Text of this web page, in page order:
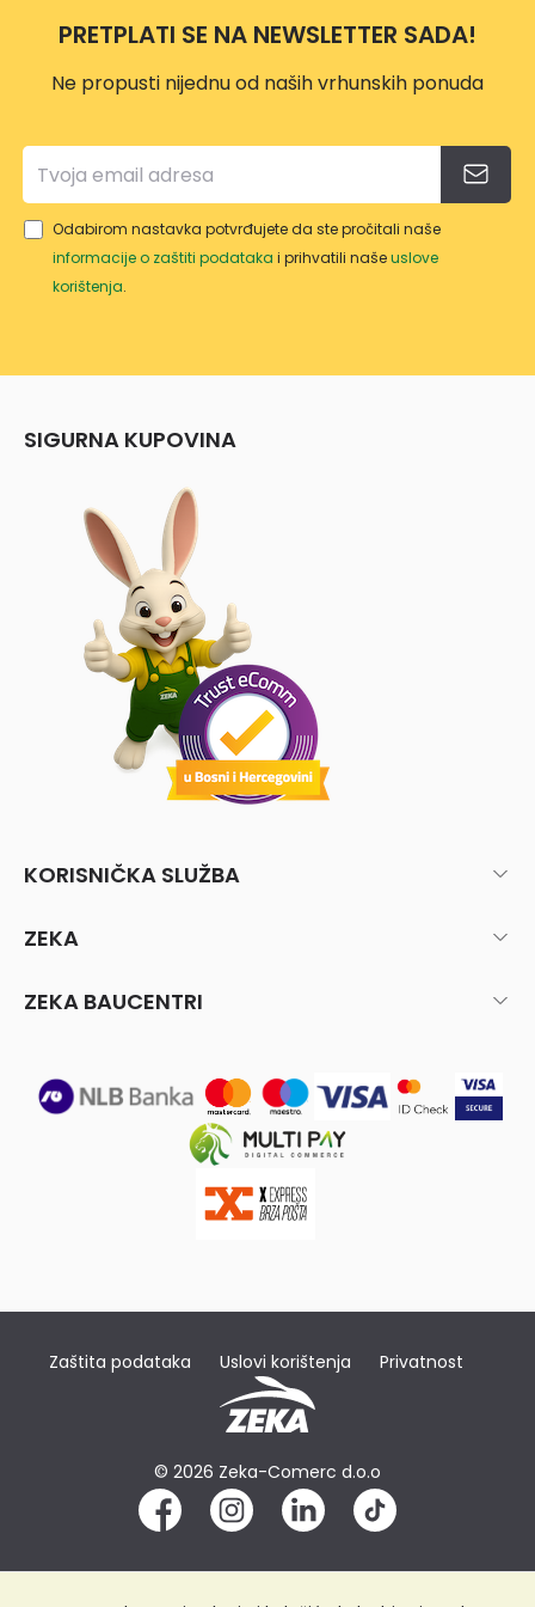
PRETPLATI SE NA NEWSLETTER SADA!
Ne propusti nijednu od naših vrhunskih ponuda
Odabirom nastavka potvrđujete da ste pročitali naše
informacije o zaštiti podataka i prihvatili našeuslove
korištenja.
SIGURNA KUPOVINA
KORISNIČKA SLUŽBA
ZEKA
ZEKA BAUCENTRI
Zaštita podataka Uslovi korištenja Privatnost
© 2026 Zeka-Comerc d.o.o